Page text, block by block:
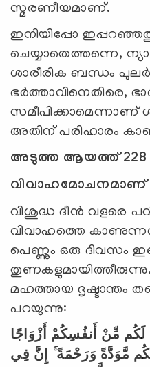
സ്മരണീയമാണ്.
ഇനിയിപ്പോ
ചെയ്യാതെത്തന്നെ,
ശാരീരിക ബന്ധം
ഭര്‍ത്താവിനെതിരെ,
സമീപിക്കാമെന്നാണ്
അതിന് പരിഹാരം
അടുത്ത ആയത്ത് 228
വിവാഹമോചനമാണ്
വിശുദ്ധ ദീന്‍ വളരെ
വിവാഹത്തെ
പെണ്ണും ഒരു ദിവസം
മഹത്തായ
പറയുന്നു:
مِّنْ أَنفُسِكُمْ أَزْوَاجًا
مَّوَدَّةً وَرَحْمَةً ۚ إِنَّ فِي